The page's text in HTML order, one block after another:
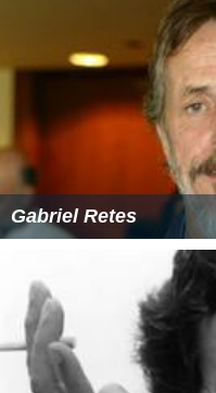
Gabriel Retes